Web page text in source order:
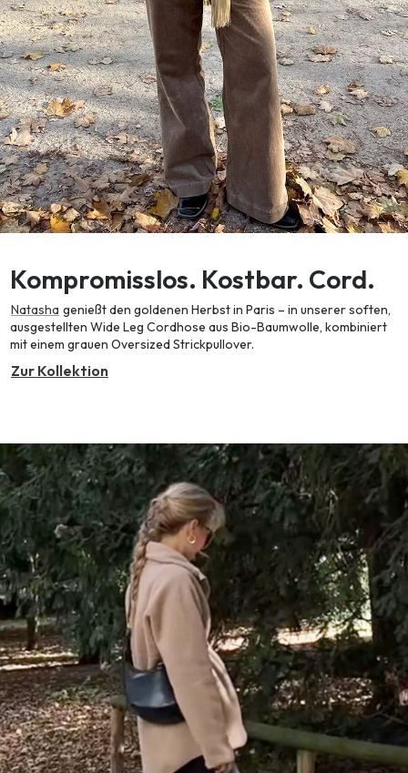
Kompromisslos. Kostbar. Cord.
Natasha genießt den goldenen Herbst in Paris – in unserer soften,
ausgestellten Wide Leg Cordhose aus Bio-Baumwolle, kombiniert
mit einem grauen Oversized Strickpullover.
Zur Kollektion